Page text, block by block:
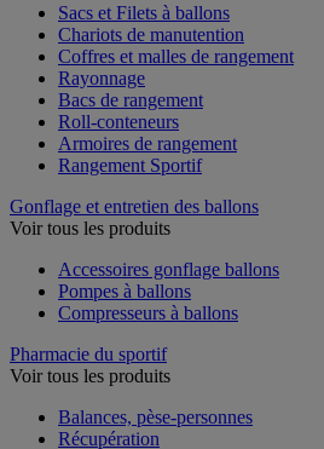
Sacs et Filets à ballons
Chariots de manutention
Coffres et malles de rangement
Rayonnage
Bacs de rangement
Roll-conteneurs
Armoires de rangement
Rangement Sportif
Gonflage et entretien des ballons
Voir tous les produits
Accessoires gonflage ballons
Pompes à ballons
Compresseurs à ballons
Pharmacie du sportif
Voir tous les produits
Balances, pèse-personnes
Récupération